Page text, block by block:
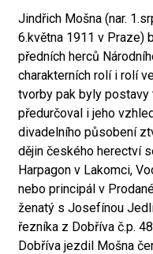
Jindřich Mošna (nar.
6.května 1911 v Praze)
předních herců
charakterních rolí i rolí
tvorby pak byly postavy
předurčoval i jeho
divadelního působení
dějin českého herectví
Harpagon v Lakomci,
nebo principál v
ženatý s Josefínou
řezníka z Dobříva č.p.
Dobříva jezdil Mošna